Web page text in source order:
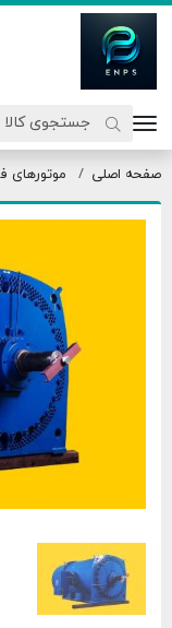
نیروی پیشگام صنعت
موتورهای فشار قوی (HV)